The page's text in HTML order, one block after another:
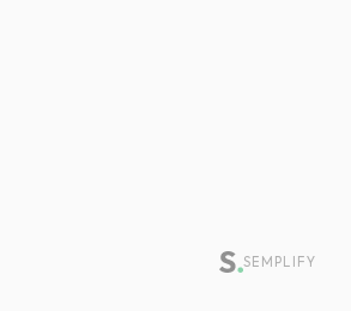
SEMPLIFY